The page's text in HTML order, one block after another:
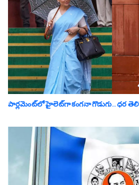
పార్లమెంట్‌లో హైలెట్‌గా కంగనా గొడుగు.. ధ‌ర